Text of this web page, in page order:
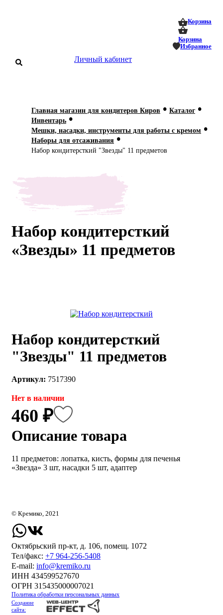
Корзина
Корзина
Избранное
Личный кабинет
Мастер-
классы
256-54-
Главная магазин для кондитеров Киров • Каталог •
Инвентарь •
Мешки, насадки, инструменты для работы с кремом •
Наборы для отсаживания •
Набор кондитерсткий "Звезды" 11 предметов
Набор кондитерсткий
«Звезды» 11 предметов
Набор кондитерсткий
"Звезды" 11 предметов
Артикул: 7517390
Нет в наличии
460 ₽
Описание товара
11 предметов: лопатка, кисть, формы для печенья
«Звезда» 3 шт, насадки 5 шт, адаптер
© Кремико, 2021
Октябрьский пр-кт, д. 106, помещ. 1072
Тел/факс: +7 964-256-5408
Е-mail: info@kremiko.ru
ИНН 434599527670
ОГРН 315435000007021
Политика обработки персональных данных
Создание
сайта: